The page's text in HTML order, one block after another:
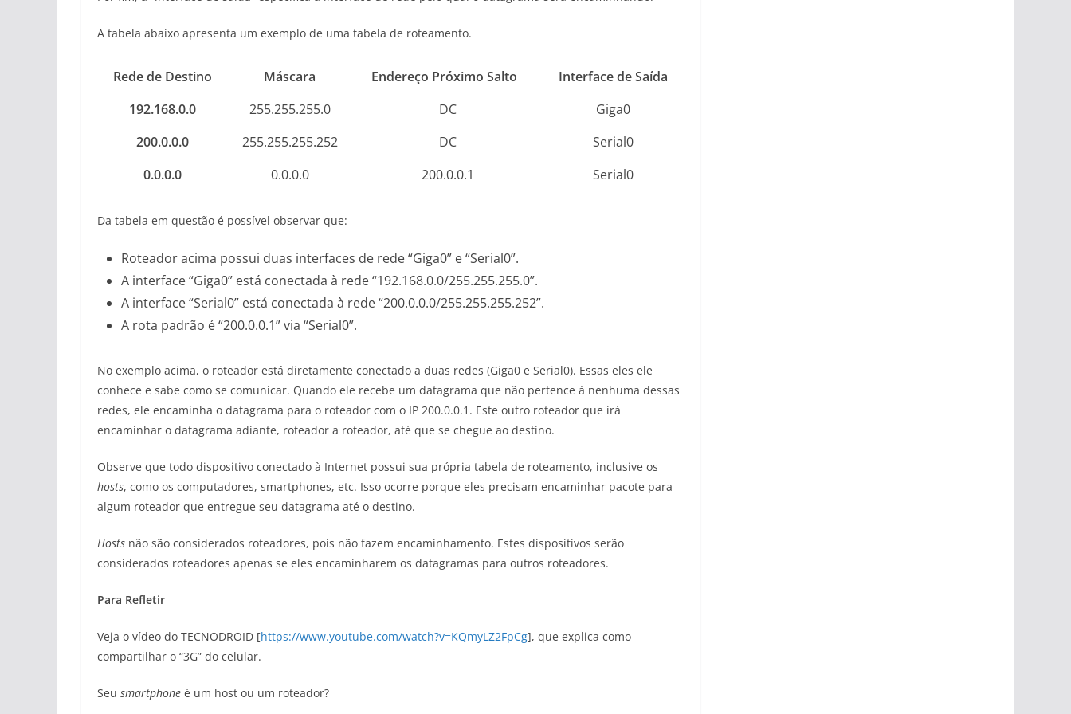
A tabela abaixo apresenta um exemplo de uma tabela de roteamento.
Rede de Destino Máscara Endereço Próximo Salto
Interface de Saída
192.168.0.0
255.255.255.0 DC
Giga0
200.0.0.0
255.255.255.252 DC
Serial0
0.0.0.0
0.0.0.0 200.0.0.1 Serial0
Da tabela em questão é possível observar que:
Roteador acima possui duas interfaces de rede “Giga0” e “Serial0”.
A interface “Giga0” está conectada à rede “192.168.0.0/255.255.255.0”.
A interface “Serial0” está conectada à rede “200.0.0.0/255.255.255.252”.
A rota padrão é “200.0.0.1” via “Serial0”.
No exemplo acima, o roteador está diretamente conectado a duas redes (Giga0 e Serial0). Essas eles ele
conhece e sabe como se comunicar. Quando ele recebe um datagrama que não pertence à nenhuma dessas
redes, ele encaminha o datagrama para o roteador com o IP 200.0.0.1. Este outro roteador que irá
encaminhar o datagrama adiante, roteador a roteador, até que se chegue ao destino.
Observe que todo dispositivo conectado à Internet possui sua própria tabela de roteamento, inclusive os
hosts, como os computadores, smartphones, etc. Isso ocorre porque eles precisam encaminhar pacote para
algum roteador que entregue seu datagrama até o destino.
Hosts não são considerados roteadores, pois não fazem encaminhamento. Estes dispositivos serão
considerados roteadores apenas se eles encaminharem os datagramas para outros roteadores.
Para Refletir
Veja o vídeo do TECNODROID [https://www.youtube.com/watch?v=KQmyLZ2FpCg], que explica como
compartilhar o “3G” do celular.
Seu smartphone é um host ou um roteador?